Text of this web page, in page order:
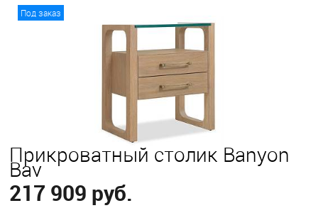
Под заказ
Прикроватный столик Banyon
Bay
217 909 руб.